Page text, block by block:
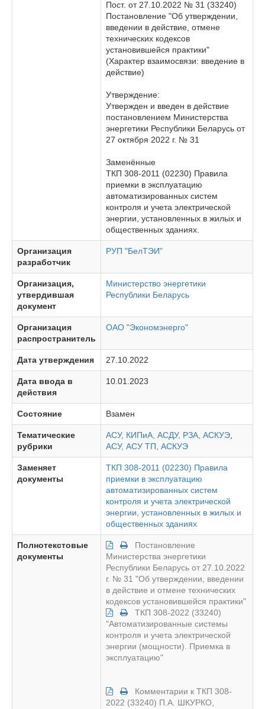
Пост. от 27.10.2022 № 31 (33240)
Постановление "Об утверждении,
введении в действие, отмене
технических кодексов
установившейся практики"
(Характер взаимосвязи: введение в
действие)
Утверждение:
Утвержден и введен в действие
постановлением Министерства
энергетики Республики Беларусь от
27 октября 2022 г. № 31
Заменённые
ТКП 308-2011 (02230) Правила
приемки в эксплуатацию
автоматизированных систем
контроля и учета электрической
энергии, установленных в жилых и
общественных зданиях.
Организация
разработчик
РУП "БелТЭИ"
Организация,
утвердившая
документ
Министерство энергетики
Республики Беларусь
Организация
распространитель
ОАО "Экономэнерго"
Дата утверждения 27.10.2022
Дата ввода в
действия
10.01.2023
Состояние Взамен
Тематические
рубрики
АСУ, КИПиА, АСДУ, РЗА, АСКУЭ,
АСУ, АСУ ТП, АСКУЭ
Заменяет
документы
ТКП 308-2011 (02230) Правила
приемки в эксплуатацию
автоматизированных систем
контроля и учета электрической
энергии, установленных в жилых и
общественных зданиях
Полнотекстовые
документы
Постановление
Министерства энергетики
Республики Беларусь от 27.10.2022
г. № 31 "Об утверждении, введении
в действие и отмене технических
кодексов установившейся практики"
ТКП 308-2022 (33240)
"Автоматизированные системы
контроля и учета электрической
энергии (мощности). Приемка в
эксплуатацию"
Комментарии к ТКП 308-
2022 (33240) П.А. ШКУРКО,